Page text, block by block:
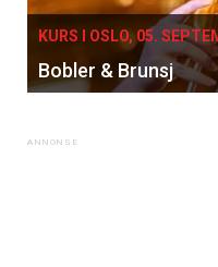
KURS I OSLO, 05.
Bobler & Brunsj